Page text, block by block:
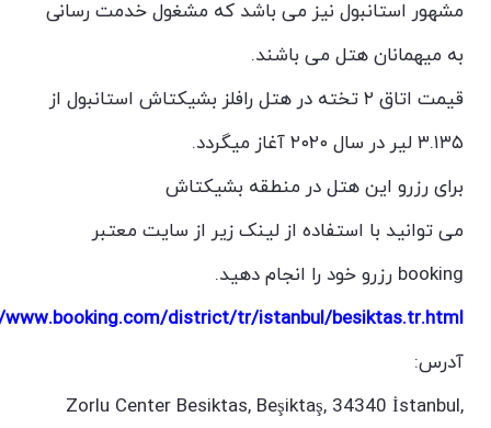
مشهور استانبول نیز می باشد که مشغول خدمت رسانی
به میهمانان هتل می باشند.
قیمت اتاق ۲ تخته در هتل رافلز بشیکتاش استانبول از
۳.۱۳۵ لیر در سال ۲۰۲۰ آغاز میگردد.
برای رزرو این هتل در منطقه بشیکتاش
می توانید با استفاده از لینک زیر از سایت معتبر
booking رزرو خود را انجام دهید.
district/tr/istanbul/besiktas.tr.html
آدرس:
Zorlu Center Besiktas, Beşiktaş, 34340 İstanbul,